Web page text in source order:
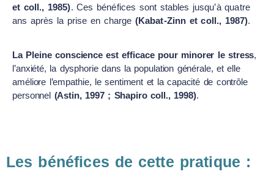
et coll., 1985). Ces bénéfices sont stables jusqu’à quatre
ans après la prise en charge (Kabat-Zinn et coll., 1987).
La Pleine conscience est efficace pour minorer le stress,
l’anxiété, la dysphorie dans la population générale, et elle
améliore l’empathie, le sentiment et la capacité de contrôle
personnel (Astin, 1997 ; Shapiro coll., 1998).
Les bénéfices de cette pratique :